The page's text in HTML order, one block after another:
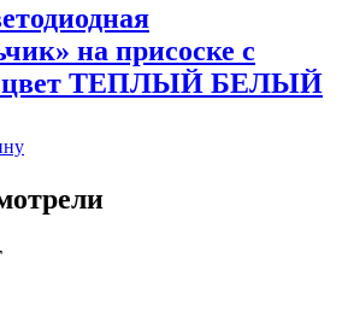
на присоске с
цвет ТЕПЛЫЙ БЕЛЫЙ